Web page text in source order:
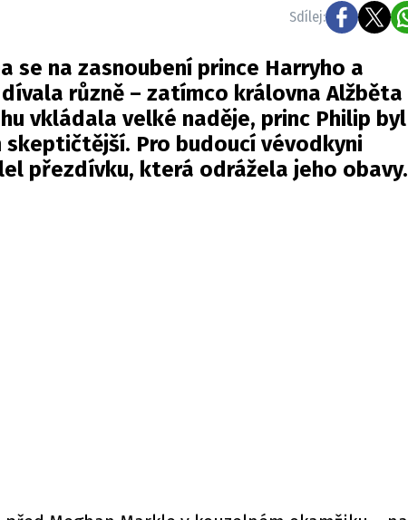
Sdílej:
se na zasnoubení prince Harryho a
různě – zatímco královna Alžběta
vkládala velké naděje, princ Philip byl
skeptičtější. Pro budoucí vévodkyni
přezdívku, která odrážela jeho obavy.